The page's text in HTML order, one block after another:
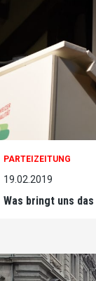
PARTEIZEITUNG
19.02.2019
Was bringt uns